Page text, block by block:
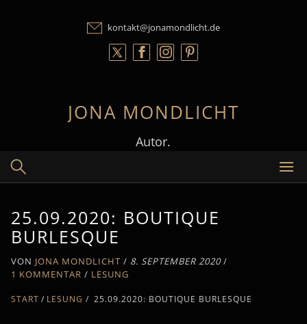
kontakt@jonamondlicht.de
JONA MONDLICHT
Autor.
25.09.2020: BOUTIQUE
BURLESQUE
VON JONA MONDLICHT / 8. SEPTEMBER 2020/
1 KOMMENTAR / LESUNG
START LESUNG / 25.09.2020: BOUTIQUE BURLESQUE